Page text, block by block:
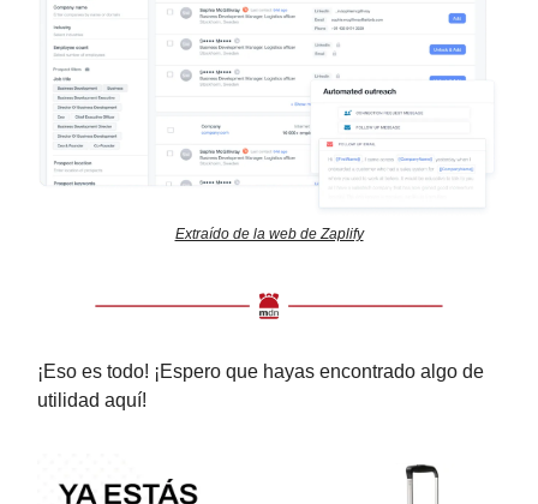
Extraído de la web de Zaplify
¡Eso es todo! ¡Espero que hayas encontrado algo de
utilidad aquí!